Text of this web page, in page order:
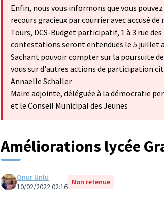
Enfin, nous vous informons que vous
recours gracieux par courrier avec accusé
Tours, DCS-Budget participatif, 1 à 3 rue des
contestations seront entendues le 5 juillet
Sachant pouvoir compter sur la poursuite
vous sur d'autres actions de participation
Annaelle Schaller
Maire adjointe, déléguée à la démocratie
et le Conseil Municipal des Jeunes
Améliorations lycée
Onur Unlu
10/02/2022 02:16 Non retenue